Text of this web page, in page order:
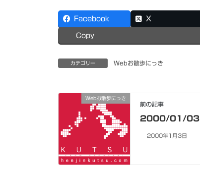
Facebook X
Copy
カテゴリー Webお散歩にっき
Webお散歩にっき
前の記事
2000/01/03
2000年1月3日